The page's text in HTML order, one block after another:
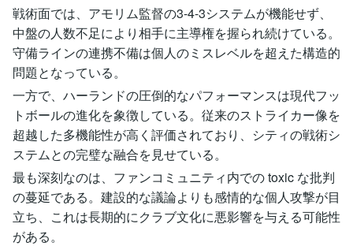
戦術面では、アモリム監督の3-4-3システムが機能せず、
中盤の人数不足により相手に主導権を握られ続けている。
守備ラインの連携不備は個人のミスレベルを超えた構造的
問題となっている。
一方で、ハーランドの圧倒的なパフォーマンスは現代フッ
トボールの進化を象徴している。従来のストライカー像を
超越した多機能性が高く評価されており、シティの戦術シ
ステムとの完璧な融合を見せている。
最も深刻なのは、ファンコミュニティ内での toxic な批判
の蔓延である。建設的な議論よりも感情的な個人攻撃が目
立ち、これは長期的にクラブ文化に悪影響を与える可能性
がある。